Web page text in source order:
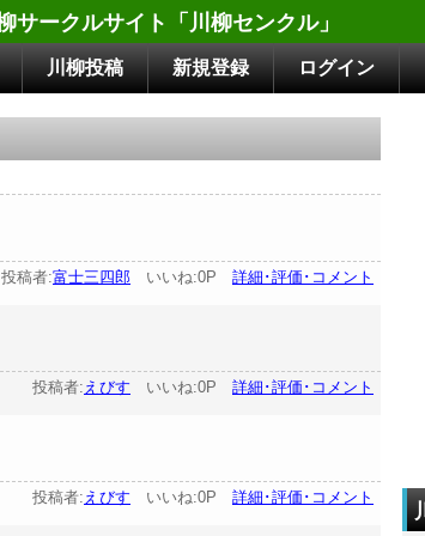
サークルサイト「川柳センクル」
川柳投稿 新規登録 ログイン
投稿者:富士三四郎 いいね:0P 詳細･評価･コメント
投稿者: えびす いいね:0P 詳細･評価･コメント
投稿者: えびす いいね:0P 詳細･評価･コメント